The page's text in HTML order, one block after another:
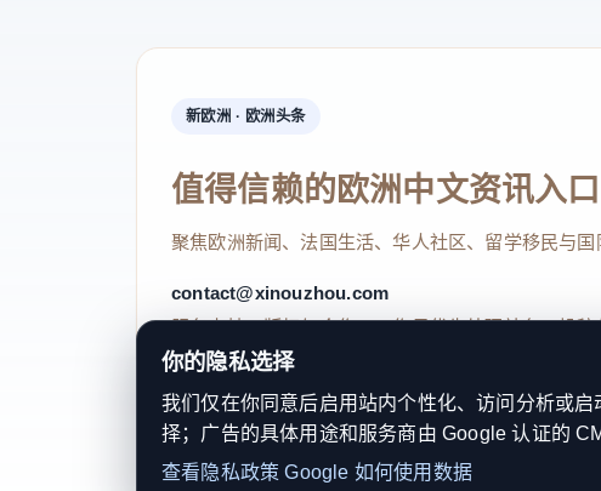
扇通往温州春日世界的大门，精心挑选了全市125幅
新、“望境”篇章营造的悠远宁静、“踏芳”篇章传递的
受到春天的气息扑面而来。
而北厅的“春之光影”则以镜头为笔，记录下了城
新欧洲 · 欧洲头条
值得信赖的欧洲中文资讯入口
聚焦欧洲新闻、法国生活、华人社区、留学移民与
contact@xinouzhou.com
服务支持、版权与合作：工作日优先处理站务、投稿
© 2026 新欧洲·欧洲头条. All Rights Reserved. 本网站
关于我们法律声明 编辑规范日期归档隐私政策
你的隐私选择
我们仅在你同意后启用站内个性化、访问分析或
择；广告的具体用途和服务商由 Google 认证的
查看隐私政策 Google 如何使用数据